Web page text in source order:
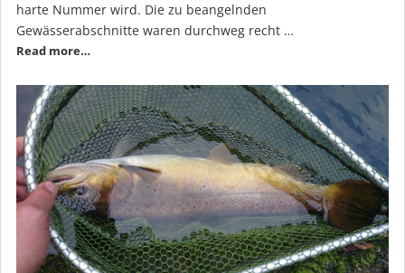
harte Nummer wird. Die zu beangelnden
Gewässerabschnitte waren durchweg recht …
Read more…